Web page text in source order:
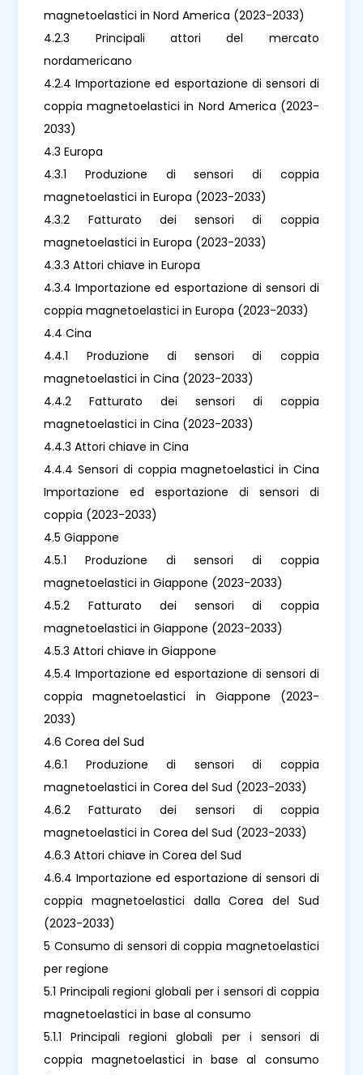
magnetoelastici in Nord America (2023-2033)
4.2.3 Principali attori del mercato
nordamericano
4.2.4 Importazione ed esportazione di sensori di
coppia magnetoelastici in Nord America (2023-
2033)
4.3 Europa
4.3.1 Produzione di sensori di coppia
magnetoelastici in Europa (2023-2033)
4.3.2 Fatturato dei sensori di coppia
magnetoelastici in Europa (2023-2033)
4.3.3 Attori chiave in Europa
4.3.4 Importazione ed esportazione di sensori di
coppia magnetoelastici in Europa (2023-2033)
4.4 Cina
4.4.1 Produzione di sensori di coppia
magnetoelastici in Cina (2023-2033)
4.4.2 Fatturato dei sensori di coppia
magnetoelastici in Cina (2023-2033)
4.4.3 Attori chiave in Cina
4.4.4 Sensori di coppia magnetoelastici in Cina
Importazione ed esportazione di sensori di
coppia (2023-2033)
4.5 Giappone
4.5.1 Produzione di sensori di coppia
magnetoelastici in Giappone (2023-2033)
4.5.2 Fatturato dei sensori di coppia
magnetoelastici in Giappone (2023-2033)
4.5.3 Attori chiave in Giappone
4.5.4 Importazione ed esportazione di sensori di
coppia magnetoelastici in Giappone (2023-
2033)
4.6 Corea del Sud
4.6.1 Produzione di sensori di coppia
magnetoelastici in Corea del Sud (2023-2033)
4.6.2 Fatturato dei sensori di coppia
magnetoelastici in Corea del Sud (2023-2033)
4.6.3 Attori chiave in Corea del Sud
4.6.4 Importazione ed esportazione di sensori di
coppia magnetoelastici dalla Corea del Sud
(2023-2033)
5 Consumo di sensori di coppia magnetoelastici
per regione
5.1 Principali regioni globali per i sensori di coppia
magnetoelastici in base al consumo
5.1.1 Principali regioni globali per i sensori di
coppia magnetoelastici in base al consumo